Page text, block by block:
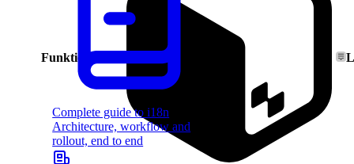
Complete guide to i18n
Architecture, workflow and
rollout, end to end
Funktion